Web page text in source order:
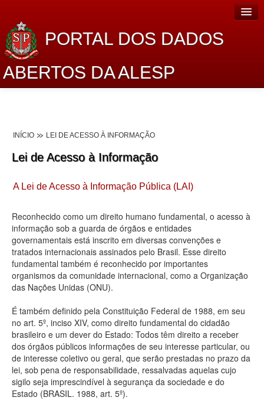
PORTAL DOS DADOS
ABERTOS DA ALESP
Lei de Acesso à Informação
Dados Governamentais Abertos
Planejamento
Catálogo de dados
Processo Legislativo
Deputados Estaduais
Administração
Legislação
Agenda
Perguntas frequentes
Contato
INÍCIO LEI DE ACESSO À INFORMAÇÃO
Lei de Acesso à Informação
A Lei de Acesso à Informação Pública (LAI)
Reconhecido como um direito humano fundamental, o acesso à
informação sob a guarda de órgãos e entidades
governamentais está inscrito em diversas convenções e
tratados internacionais assinados pelo Brasil. Esse direito
fundamental também é reconhecido por importantes
organismos da comunidade internacional, como a Organização
das Nações Unidas (ONU).
É também definido pela Constituição Federal de 1988, em seu
no art. 5º, inciso XIV, como direito fundamental do cidadão
brasileiro e um dever do Estado: Todos têm direito a receber
dos órgãos públicos informações de seu interesse particular, ou
de interesse coletivo ou geral, que serão prestadas no prazo da
lei, sob pena de responsabilidade, ressalvadas aquelas cujo
sigilo seja imprescindível à segurança da sociedade e do
Estado (BRASIL. 1988, art. 5º).